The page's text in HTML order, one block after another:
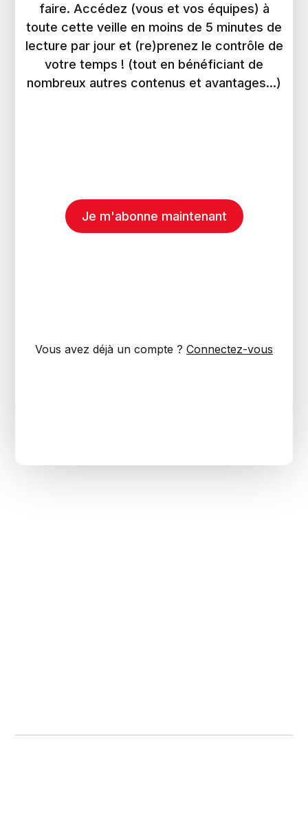
faire. Accédez (vous et vos équipes) à
toute cette veille en moins de 5 minutes de
lecture par jour et (re)prenez le contrôle de
votre temps ! (tout en bénéficiant de
nombreux autres contenus et avantages...)
Je m'abonne maintenant
Vous avez déjà un compte ? Connectez-vous